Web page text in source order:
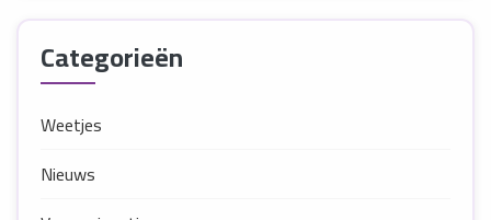
Categorieën
Weetjes
Nieuws